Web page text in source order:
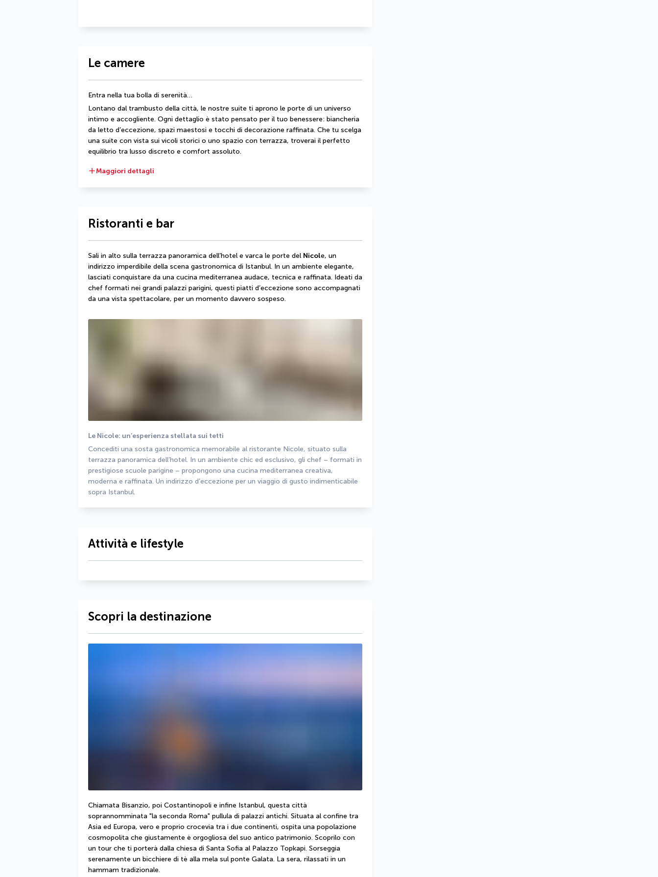
Le camere
Entra nella tua bolla di serenità…
Lontano dal trambusto della città, le nostre suite ti aprono le porte di un universo
intimo e accogliente. Ogni dettaglio è stato pensato per il tuo benessere: biancheria
da letto d’eccezione, spazi maestosi e tocchi di decorazione raffinata. Che tu scelga
una suite con vista sui vicoli storici o uno spazio con terrazza, troverai il perfetto
equilibrio tra lusso discreto e comfort assoluto.
Maggiori dettagli
Ristoranti e bar
Sali in alto sulla terrazza panoramica dell’hotel e varca le porte del Nicole, un
indirizzo imperdibile della scena gastronomica di Istanbul. In un ambiente elegante,
lasciati conquistare da una cucina mediterranea audace, tecnica e raffinata. Ideati da
chef formati nei grandi palazzi parigini, questi piatti d’eccezione sono accompagnati
da una vista spettacolare, per un momento davvero sospeso.
Le Nicole: un’esperienza stellata sui tetti
Concediti una sosta gastronomica memorabile al ristorante Nicole, situato sulla
terrazza panoramica dell’hotel. In un ambiente chic ed esclusivo, gli chef – formati in
prestigiose scuole parigine – propongono una cucina mediterranea creativa,
moderna e raffinata. Un indirizzo d’eccezione per un viaggio di gusto indimenticabile
sopra Istanbul.
Attività e lifestyle
Scopri la destinazione
Chiamata Bisanzio, poi Costantinopoli e infine Istanbul, questa città
soprannomminata "la seconda Roma" pullula di palazzi antichi. Situata al confine tra
Asia ed Europa, vero e proprio crocevia tra i due continenti, ospita una popolazione
cosmopolita che giustamente è orgogliosa del suo antico patrimonio. Scoprilo con
un tour che ti porterà dalla chiesa di Santa Sofia al Palazzo Topkapi. Sorseggia
serenamente un bicchiere di tè alla mela sul ponte Galata. La sera, rilassati in un
hammam tradizionale.